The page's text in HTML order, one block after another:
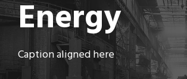
Energy
Caption aligned here